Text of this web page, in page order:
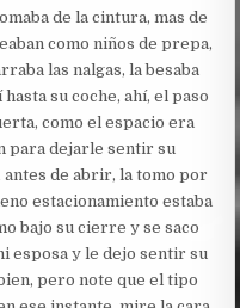
de la cintura, mas de
como niños de prepa,
las nalgas, la besaba
su coche, ahí, el paso
como el espacio era
para dejarle sentir su
de abrir, la tomo por
estacionamiento estaba
bajo su cierre y se saco
esposa y le dejo sentir su
pero note que el tipo